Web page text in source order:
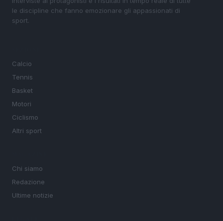
le discipline che fanno emozionare gli appassionati di
sport.
Calcio
Tennis
Basket
Motori
Ciclismo
Altri sport
Chi siamo
Redazione
Ultime notizie